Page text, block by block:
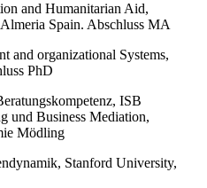
and Humanitarian Aid,
Spain. Abschluss MA
and organizational Systems,
PhD
ISB
und Business Mediation,
Mödling
Stanford University,